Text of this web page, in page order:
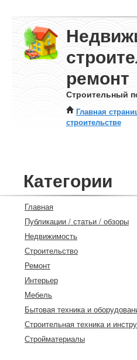
ремонт
Строительный
Главная
строительстве
Категории
Главная
Публикации / статьи / обзоры
Недвижимость
Строительство
Ремонт
Интерьер
Мебель
Бытовая техника и
Строительная техника и
Стройматериалы